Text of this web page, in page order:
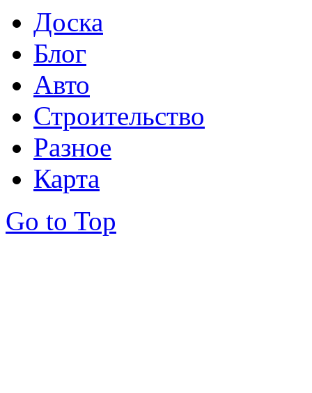
Доска
Блог
Авто
Строительство
Разное
Карта
Go to Top